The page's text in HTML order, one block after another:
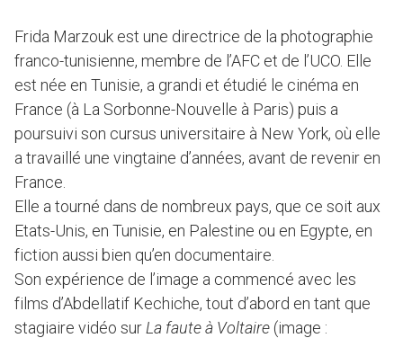
Frida Marzouk est une directrice de la photographie
franco-tunisienne, membre de l’AFC et de l’UCO. Elle
est née en Tunisie, a grandi et étudié le cinéma en
France (à La Sorbonne-Nouvelle à Paris) puis a
poursuivi son cursus universitaire à New York, où elle
a travaillé une vingtaine d’années, avant de revenir en
France.
Elle a tourné dans de nombreux pays, que ce soit aux
Etats-Unis, en Tunisie, en Palestine ou en Egypte, en
fiction aussi bien qu’en documentaire.
Son expérience de l’image a commencé avec les
films d’Abdellatif Kechiche, tout d’abord en tant que
stagiaire vidéo sur La faute à Voltaire (image :